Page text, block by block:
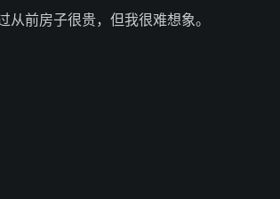
前房子很贵，但我很难想象。